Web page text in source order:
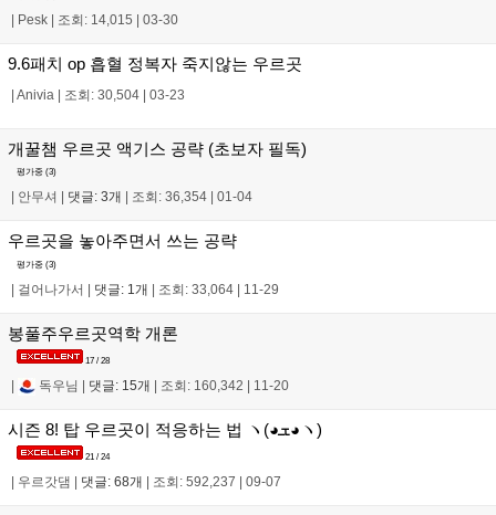
Pesk 조회: 14,015 03-30
9.6패치 op 흡혈 정복자 죽지않는 우르곳
Anivia 조회: 30,504 03-23
개꿀챔 우르곳 액기스 공략 (초보자 필독)
평가중 (3)
안무셔 댓글: 3개 조회: 36,354 01-04
우르곳을 놓아주면서 쓰는 공략
평가중 (3)
| 걸어나가서 | 댓글: 1개 | 조회: 33,064 | 11-29
봉풀주우르곳역학 개론
17 / 28
독우님 댓글: 15개 조회: 160,342 11-20
시즌 8! 탑 우르곳이 적응하는 법 ヽ(◕ܫ◕ヽ)
21 / 24
우르갓댐 댓글: 68개 조회: 592,237 09-07